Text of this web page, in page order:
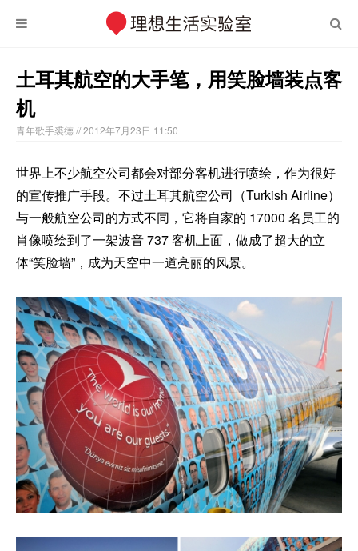
土耳其航空的大手笔，用笑脸墙装点客
机
青年歌手裘德 // 2012年7月23日 11:50
世界上不少航空公司都会对部分客机进行喷绘，作为很好
的宣传推广手段。不过土耳其航空公司（Turkish Airline）
与一般航空公司的方式不同，它将自家的 17000 名员工的
肖像喷绘到了一架波音 737 客机上面，做成了超大的立
体“笑脸墙”，成为天空中一道亮丽的风景。